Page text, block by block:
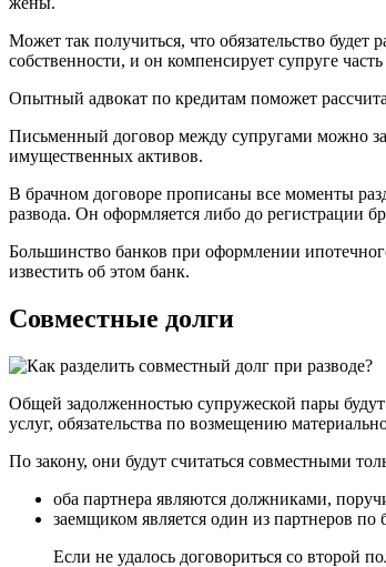
Может так получиться, что обязательство
собственности, и он компенсирует супруге
Опытный адвокат по кредитам поможет
Письменный договор между супругами можно
имущественных активов.
В брачном договоре прописаны все моменты
развода. Он оформляется либо до регистрации
Большинство банков при оформлении
известить об этом банк.
Совместные долги
Общей задолженностью супружеской пары
услуг, обязательства по возмещению
По закону, они будут считаться совместными
оба партнера являются должниками,
заемщиком является один из партнеров
Если не удалось договориться со второй